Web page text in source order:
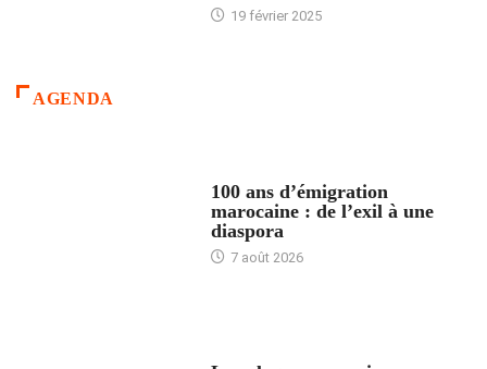
19 février 2025
AGENDA
100 ans d’émigration
marocaine : de l’exil à une
diaspora
7 août 2026